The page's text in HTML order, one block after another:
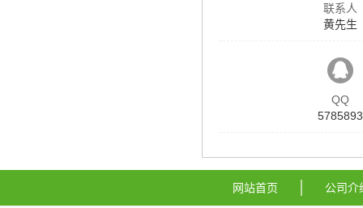
联系人
黄先生
QQ
5785893
网站首页 公司介